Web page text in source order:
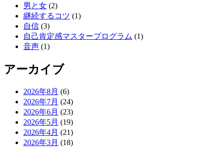
男と女 (2)
継続するコツ (1)
自信 (3)
自己肯定感マスタープログラム (1)
音声 (1)
アーカイブ
2026年8月 (6)
2026年7月 (24)
2026年6月 (23)
2026年5月 (19)
2026年4月 (21)
2026年3月 (18)